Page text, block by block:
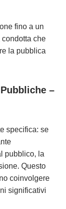
fino a un
che
la pubblica
–
specifica: se
pubblico, la
Questo
coinvolgere
significativi